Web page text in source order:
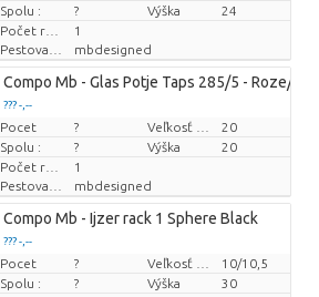
Spolu :
? Výška
24
Počet rastlín/črepník
1
mbdesigned
Compo Mb - Glas Potje Taps 285/5 - Roze/wit
??? -,--
Cena za kus
Pocet ?
20
Spolu :
? Výška
20
Počet rastlín/črepník
1
mbdesigned
Compo Mb - Ijzer rack 1 Sphere Black
??? -,--
Cena za kus
Pocet ?
10/10,5
Spolu :
? Výška
30